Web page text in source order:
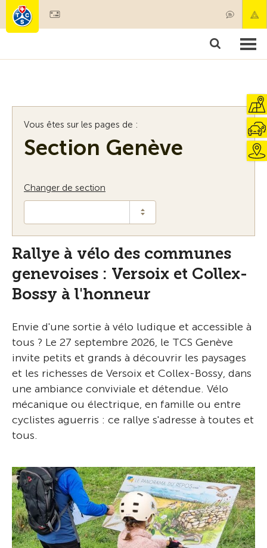
Membres & prestations
Vous êtes sur les pages de :
Section Genève
Changer de section
Rallye à vélo des communes
genevoises : Versoix et Collex-
Bossy à l'honneur
Envie d'une sortie à vélo ludique et accessible à
tous ? Le 27 septembre 2026, le TCS Genève
invite petits et grands à découvrir les paysages
et les richesses de Versoix et Collex-Bossy, dans
une ambiance conviviale et détendue. Vélo
mécanique ou électrique, en famille ou entre
cyclistes aguerris : ce rallye s'adresse à toutes et
tous.